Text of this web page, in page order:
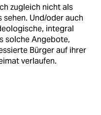
zugleich nicht als
Und/oder auch
integral
solche Angebote,
Bürger auf ihrer
verlaufen.